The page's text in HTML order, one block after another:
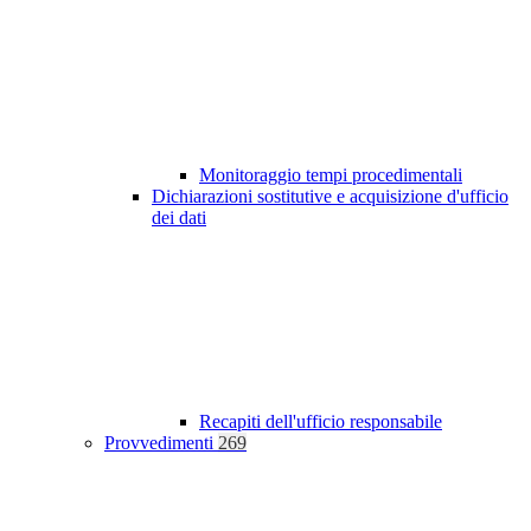
Monitoraggio tempi procedimentali
Dichiarazioni sostitutive e acquisizione d'ufficio
dei dati
Recapiti dell'ufficio responsabile
Provvedimenti 269